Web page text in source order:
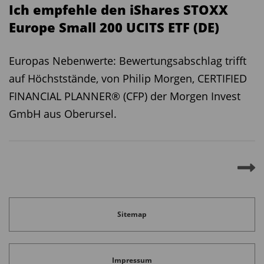
Post, Mai 2025).
Fazit: Die Debatte braucht Differenzierung
Die im Artikel des Flossbach von Storch Research
Institute genannten Kritikpunkte sollten nicht
ignoriert, aber differenziert betrachtet werden.
Weder Kriminalität noch
wider.
Bitcoin bietet nicht nur eine neue Form von Geld,
sondern auch die Chance auf ein inklusiveres,
Ich empfehle den iShares STOXX
Europe Small 200 UCITS ETF (DE)
Europas Nebenwerte: Bewertungsabschlag trifft
auf Höchststände, von Philip Morgen, CERTIFIED
FINANCIAL PLANNER® (CFP) der Morgen Invest
GmbH aus Oberursel.
Sitemap
Impressum